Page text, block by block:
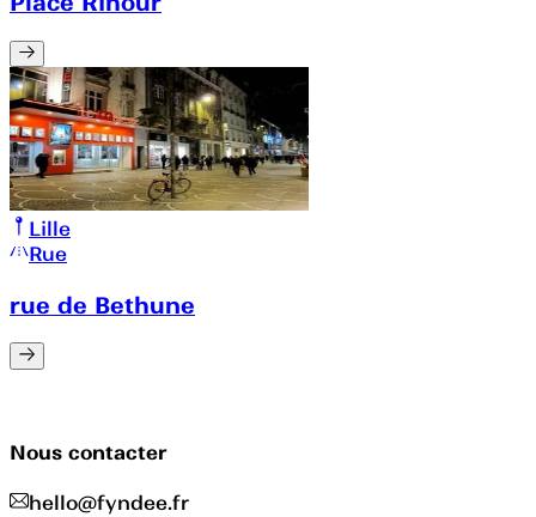
Lille
Rue
rue de Bethune
Nous contacter
hello@fyndee.fr